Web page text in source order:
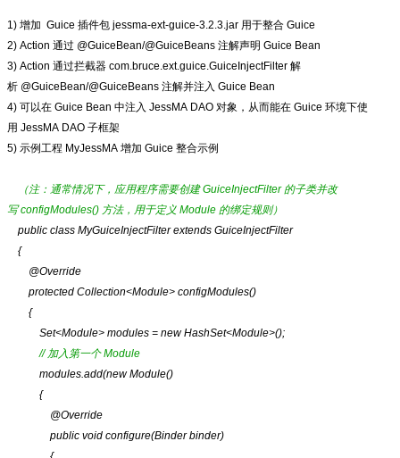
1) 增加 Guice 插件包 jessma-ext-guice-3.2.3.jar 用于整合 Guice
2) Action 通过 @GuiceBean/@GuiceBeans 注解声明 Guice Bean
3) Action 通过拦截器 com.bruce.ext.guice.GuiceInjectFilter 解
析 @GuiceBean/@GuiceBeans 注解并注入 Guice Bean
4) 可以在 Guice Bean 中注入 JessMA DAO 对象，从而能在 Guice 环境下使
用 JessMA DAO 子框架
5) 示例工程 MyJessMA 增加 Guice 整合示例
（注：通常情况下，应用程序需要创建 GuiceInjectFilter 的子类并改
写 configModules() 方法，用于定义 Module 的绑定规则）
public class MyGuiceInjectFilterextends GuiceInjectFilter
{
@Override
protected Collection<Module> configModules()
{
Set<Module> modules = new HashSet<Module>();
// 加入第一个 Module
modules.add(newModule()
{
@Override
public void configure(Binder binder)